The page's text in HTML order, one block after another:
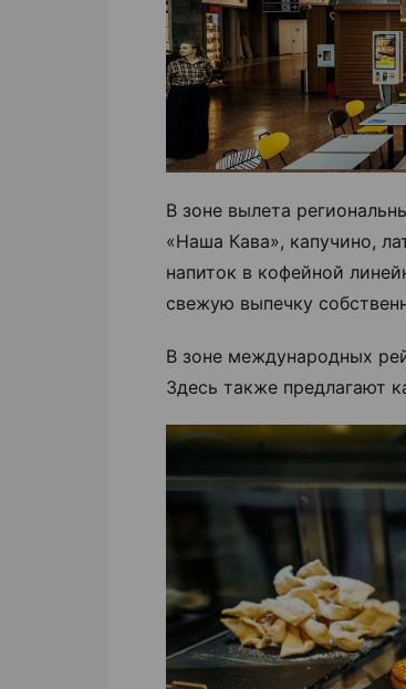
В зоне вылета
«Наша Кава», капучино,
напиток в кофейной
свежую выпечку
В зоне международных
Здесь также предлагают